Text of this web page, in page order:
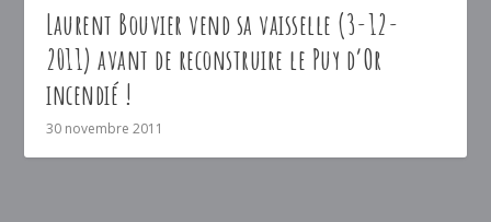
Laurent Bouvier vend sa vaisselle (3-12-
2011) avant de reconstruire le Puy d’Or
incendié !
30 novembre 2011